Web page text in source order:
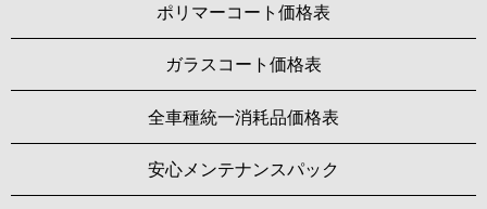
ポリマーコート価格表
ガラスコート価格表
全車種統一消耗品価格表
安心メンテナンスパック